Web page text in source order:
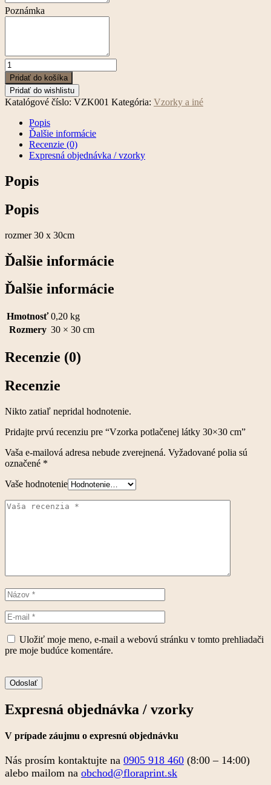
Poznámka
množstvo
Vzorka
potlačenej
látky
30x30
Pridať do košíka
Pridať do wishlistu
Katalógové číslo: VZK001 Kategória: Vzorky a iné
Popis
Ďalšie informácie
Recenzie (0)
Expresná objednávka / vzorky
Popis
Popis
rozmer 30 x 30cm
Ďalšie informácie
Ďalšie informácie
Hmotnosť 0,20 kg
Rozmery 30 × 30 cm
Recenzie (0)
Recenzie
Nikto zatiaľ nepridal hodnotenie.
Pridajte prvú recenziu pre “Vzorka potlačenej látky 30×30 cm”
Vaša e-mailová adresa nebude zverejnená. Vyžadované polia sú
označené *
Vaše hodnotenie
Uložiť moje meno, e-mail a webovú stránku v tomto prehliadači
pre moje budúce komentáre.
Odoslať
Expresná objednávka / vzorky
V prípade záujmu o expresnú objednávku
Nás prosím kontaktujte na 0905 918 460 (8:00 – 14:00)
alebo mailom na obchod@floraprint.sk